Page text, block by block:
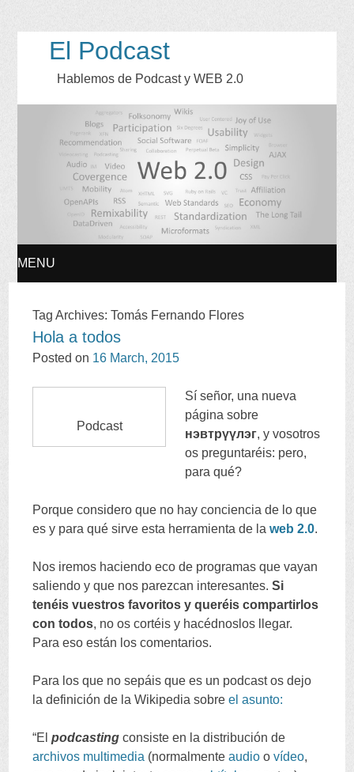
El Podcast
Hablemos de Podcast y WEB 2.0
MENU
TO
Tag Archives:Tomás Fernando Flores
Hola a todos
Posted on 16 March, 2015
Podcast
Sí señor, una nueva
página sobre
нэвтрүүлэг,y vosotros
os preguntaréis: pero,
para qué?
Porque considero que no hay conciencia de lo que
es y para qué sirve esta herramienta de la web 2.0.
Nos iremos haciendo eco de programas que vayan
saliendo y que nos parezcan interesantes.Si
tenéis vuestros favoritos y queréis compartirlos
con todos, no os cortéis y hacédnoslos llegar.
Para eso están los comentarios.
Para los que no sepáis que es un podcast os dejo
la definición de la Wikipedia sobre el asunto:
“El podcasting consiste en la distribución de
archivos multimedia (normalmente audio o vídeo,